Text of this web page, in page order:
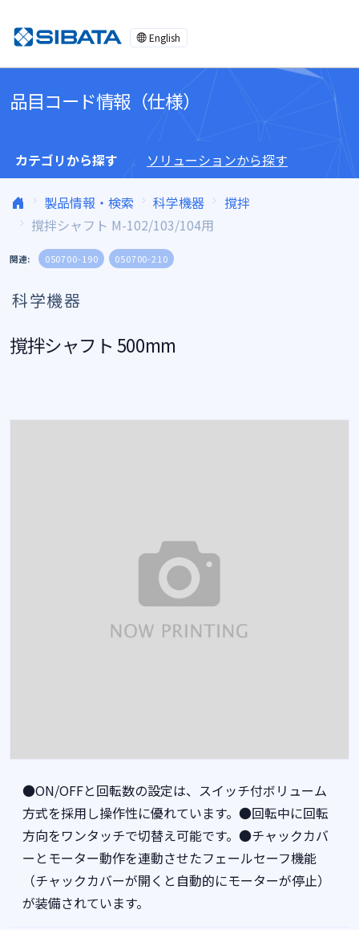
English
品目コード情報（仕様）
カテゴリから探す ソリューションから探す
製品情報・検索 科学機器
撹拌
撹拌シャフト M-102/103/104用
関連: 050700-190 050700-210
科学機器
撹拌シャフト 500mm
●ON/OFFと回転数の設定は、スイッチ付ボリューム
方式を採用し操作性に優れています。●回転中に回転
方向をワンタッチで切替え可能です。●チャックカバ
ーとモーター動作を連動させたフェールセーフ機能
（チャックカバーが開くと自動的にモーターが停止）
が装備されています。